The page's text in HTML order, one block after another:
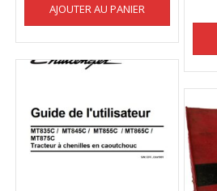
AJOUTER AU PANIER